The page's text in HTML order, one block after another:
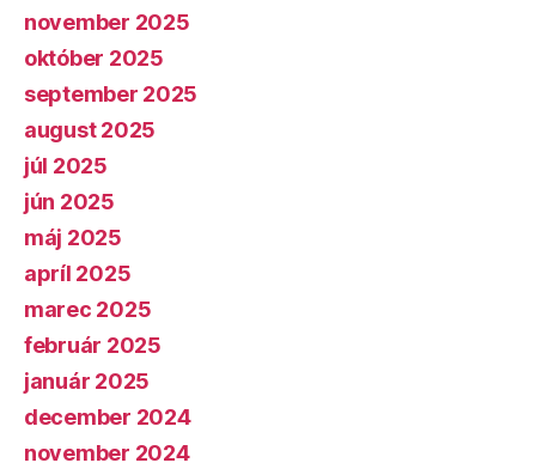
november 2025
október 2025
september 2025
august 2025
júl 2025
jún 2025
máj 2025
apríl 2025
marec 2025
február 2025
január 2025
december 2024
november 2024